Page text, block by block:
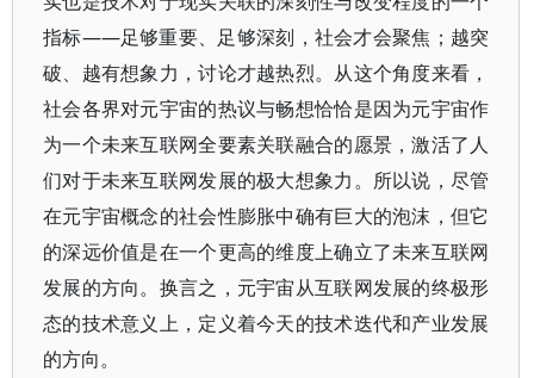
指标——足够重要、足够深刻，社会才会聚焦；越突
破、越有想象力，讨论才越热烈。从这个角度来看，
社会各界对元宇宙的热议与畅想恰恰是因为元宇宙作
为一个未来互联网全要素关联融合的愿景，激活了人
们对于未来互联网发展的极大想象力。所以说，尽管
在元宇宙概念的社会性膨胀中确有巨大的泡沫，但它
的深远价值是在一个更高的维度上确立了未来互联网
发展的方向。换言之，元宇宙从互联网发展的终极形
态的技术意义上，定义着今天的技术迭代和产业发展
的方向。